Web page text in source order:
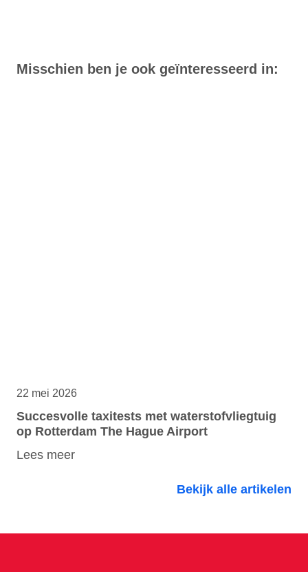
Misschien ben je ook geïnteresseerd in:
22 mei 2026
Succesvolle taxitests met waterstofvliegtuig
op Rotterdam The Hague Airport
Lees meer
Bekijk alle artikelen